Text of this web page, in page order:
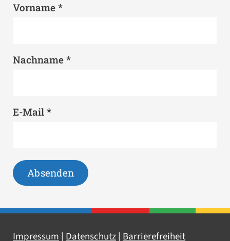
Vorname *
Nachname *
E-Mail *
Impressum| Datenschutz| Barrierefreiheit